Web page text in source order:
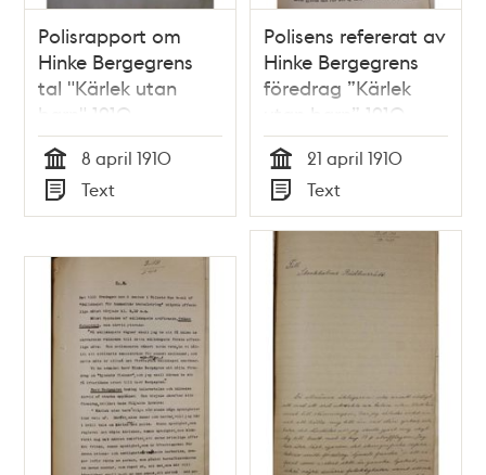
Polisrapport om
Hinke Bergegrens
tal "Kärlek utan
barn" 1910
Tid
8 april 1910
Typ
Text
Polisens refererat av
Hinke Bergegrens
föredrag ”Kärlek
utan barn” 1910
Tid
21 april 1910
Typ
Text